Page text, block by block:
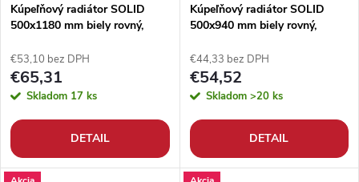
Kúpeľňový radiátor SOLID
500x1180 mm biely rovný,
€53,10 bez DPH
€65,31
Skladom 17 ks
DETAIL
Kúpeľňový radiátor SOLID
500x940 mm biely rovný,
€44,33 bez DPH
€54,52
Skladom >20 ks
DETAIL